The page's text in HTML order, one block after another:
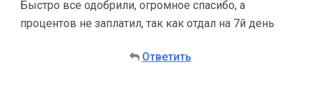
Быстро все одобрили, огромное спасибо, а
процентов не заплатил, так как отдал на 7й день
Ответить